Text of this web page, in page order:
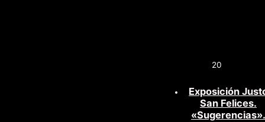
20
Exposición
San Felices.
«Sugerencias».